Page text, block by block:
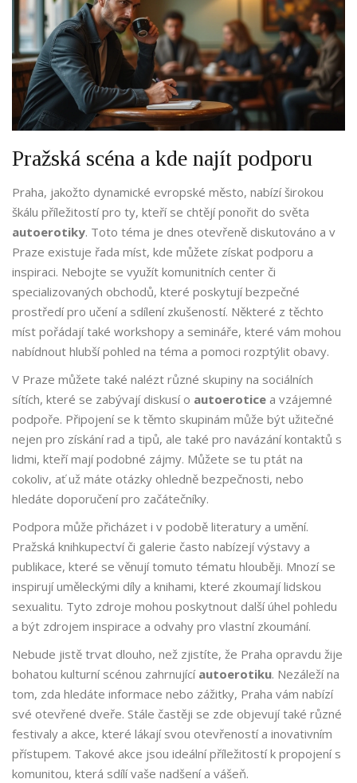
Pražská scéna a kde najít podporu
Praha, jakožto dynamické evropské město, nabízí širokou
škálu příležitostí pro ty, kteří se chtějí ponořit do světa
autoerotiky. Toto téma je dnes otevřeně diskutováno a v
Praze existuje řada míst, kde můžete získat podporu a
inspiraci. Nebojte se využít komunitních center či
specializovaných obchodů, které poskytují bezpečné
prostředí pro učení a sdílení zkušeností. Některé z těchto
míst pořádají také workshopy a semináře, které vám mohou
nabídnout hlubší pohled na téma a pomoci rozptýlit obavy.
V Praze můžete také nalézt různé skupiny na sociálních
sítích, které se zabývají diskusí o autoerotice a vzájemné
podpoře. Připojení se k těmto skupinám může být užitečné
nejen pro získání rad a tipů, ale také pro navázání kontaktů s
lidmi, kteří mají podobné zájmy. Můžete se tu ptát na
cokoliv, ať už máte otázky ohledně bezpečnosti, nebo
hledáte doporučení pro začátečníky.
Podpora může přicházet i v podobě literatury a umění.
Pražská knihkupectví či galerie často nabízejí výstavy a
publikace, které se věnují tomuto tématu hlouběji. Mnozí se
inspirují uměleckými díly a knihami, které zkoumají lidskou
sexualitu. Tyto zdroje mohou poskytnout další úhel pohledu
a být zdrojem inspirace a odvahy pro vlastní zkoumání.
Nebude jistě trvat dlouho, než zjistíte, že Praha opravdu žije
bohatou kulturní scénou zahrnující autoerotiku. Nezáleží na
tom, zda hledáte informace nebo zážitky, Praha vám nabízí
své otevřené dveře. Stále častěji se zde objevují také různé
festivaly a akce, které lákají svou otevřeností a inovativním
přístupem. Takové akce jsou ideální příležitostí k propojení s
komunitou, která sdílí vaše nadšení a vášeň.